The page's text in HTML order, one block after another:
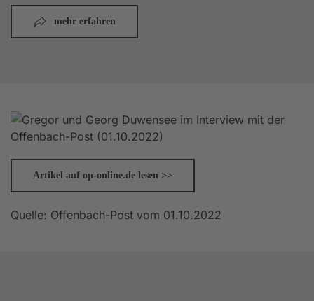
mehr erfahren
Artikel auf op-online.de lesen >>
Quelle: Offenbach-Post vom 01.10.2022